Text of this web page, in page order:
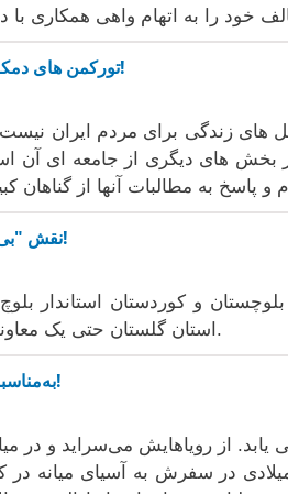
تورکمن های دمکرات ایران: حاصل حکومت نابخردان!
های زندگی برای مردم ایران
بخش های دیگری از جامعه ای آن
نقش "بی رنگ" تورکمن‌ها در مدیریت استانی!
و کوردستان استاندار
استان گلستان حتی یک معاونت نیز به تورکمن ها داده نمیشود.
به‌مناسبت سیصدویکمین سالگرد مختومقلی!
یابد. از رویاهایش می‌سراید و در
وامبری محقق مجاری در سال ۱۸۶۳ میلادی در